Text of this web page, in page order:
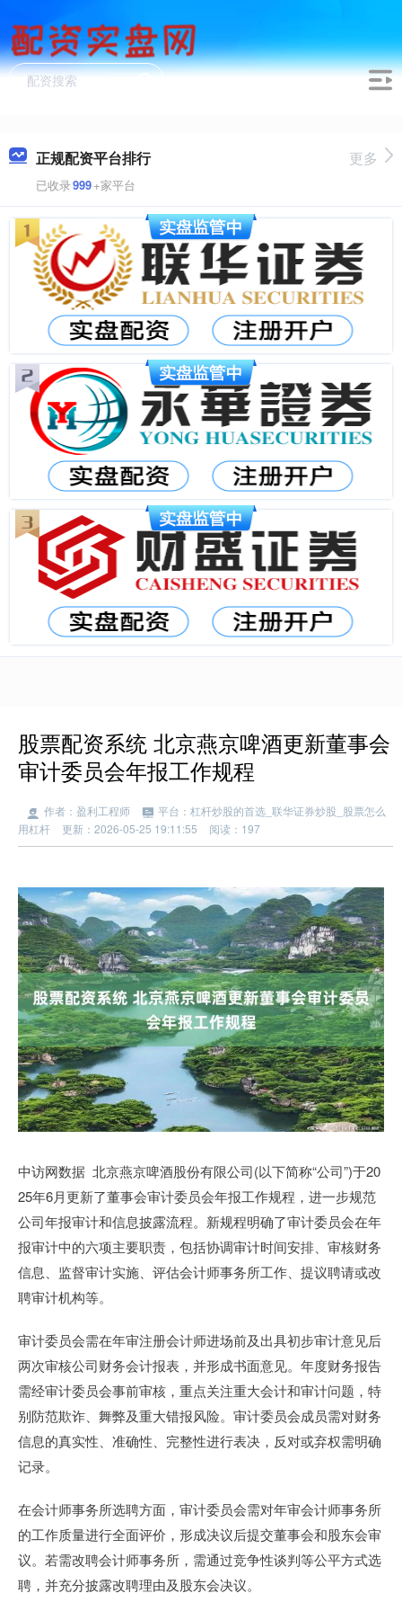
正规配资平台排行
已收录999+家平台
更多
股票配资系统 北京燕京啤酒更新董事会
审计委员会年报工作规程
作者：盈利工程师
平台：杠杆炒股的首选_联华证券炒股_股票怎么
用杠杆
更新：2026-05-25 19:11:55 阅读：197
中访网数据 北京燕京啤酒股份有限公司(以下简称“公司”)于20
25年6月更新了董事会审计委员会年报工作规程，进一步规范
公司年报审计和信息披露流程。新规程明确了审计委员会在年
报审计中的六项主要职责，包括协调审计时间安排、审核财务
信息、监督审计实施、评估会计师事务所工作、提议聘请或改
聘审计机构等。
审计委员会需在年审注册会计师进场前及出具初步审计意见后
两次审核公司财务会计报表，并形成书面意见。年度财务报告
需经审计委员会事前审核，重点关注重大会计和审计问题，特
别防范欺诈、舞弊及重大错报风险。审计委员会成员需对财务
信息的真实性、准确性、完整性进行表决，反对或弃权需明确
记录。
在会计师事务所选聘方面，审计委员会需对年审会计师事务所
的工作质量进行全面评价，形成决议后提交董事会和股东会审
议。若需改聘会计师事务所，需通过竞争性谈判等公平方式选
聘，并充分披露改聘理由及股东会决议。